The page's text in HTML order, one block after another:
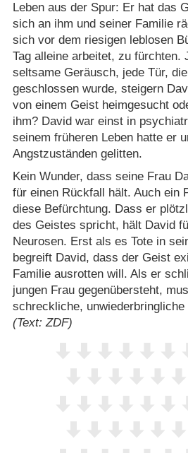
Leben aus der Spur: Er hat das
sich an ihm und seiner Familie
sich vor dem riesigen leblosen
Tag alleine arbeitet, zu fürchten.
seltsame Geräusch, jede Tür,
geschlossen wurde, steigern
von einem Geist heimgesucht
ihm? David war einst in
seinem früheren Leben hatte er
Angstzuständen gelitten.
Kein Wunder, dass seine Frau
für einen Rückfall hält. Auch ein
diese Befürchtung. Dass er
des Geistes spricht, hält David
Neurosen. Erst als es Tote in
begreift David, dass der Geist
Familie ausrotten will. Als er
jungen Frau gegenübersteht,
schreckliche,
(Text: ZDF)